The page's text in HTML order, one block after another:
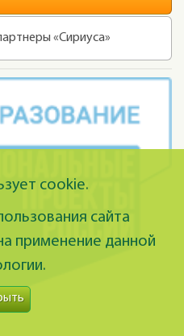
«Сириуса»
cookie.
сайта
применение данной